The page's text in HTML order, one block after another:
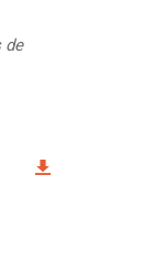
de